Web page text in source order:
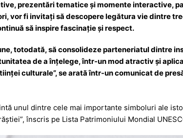
prezentări tematice și momente interactive,
vor fi invitați să descopere legătura vie dintre
să inspire fascinație și respect.
totodată, să consolideze parteneriatul dintre
de a înțelege, într-un mod atractiv și
culturale”, se arată într-un comunicat de
unul dintre cele mai importante simboluri ale
înscris pe Lista Patrimoniului Mondial